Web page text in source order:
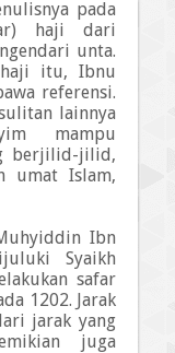
pada
haji dari
unta.
itu, Ibnu
referensi.
lainnya
mampu
berjilid-jilid,
umat Islam,
Ibn
Syaikh
safar
1202. Jarak
jarak yang
juga